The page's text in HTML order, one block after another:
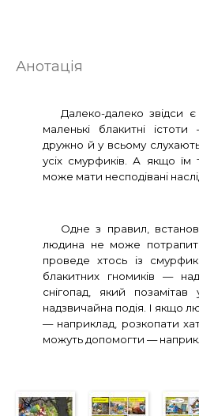
Анотація
Далеко-далеко звідси
маленькі блакитні
дружно й у всьому
усіх смурфиків. А якщо їм
може мати несподівані
Одне з правил,
людина не може
проведе хтось із
блакитних гномиків —
снігопад, який
надзвичайна подія. І якщо
— наприклад, розкопати
можуть допомогти —